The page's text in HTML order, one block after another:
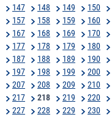
147
148 149 150
157
158 159 160
167
168 169 170
177
178 179 180
187
188 189 190
197
198 199 200
207
208 209 210
217
218 219 220
227
228 229 230